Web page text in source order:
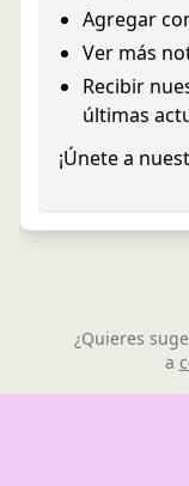
Agregar
Ver más
Recibir
últimas
¡Únete a
¿Quieres
a